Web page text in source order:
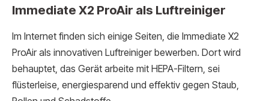
Immediate X2 ProAir als Luftreiniger
Im Internet finden sich einige Seiten, die Immediate X2
ProAir als innovativen Luftreiniger bewerben. Dort wird
behauptet, das Gerät arbeite mit HEPA-Filtern, sei
flüsterleise, energiesparend und effektiv gegen Staub,